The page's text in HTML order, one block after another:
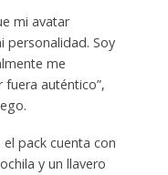
mi avatar
personalidad. Soy
me
auténtico”,
pack cuenta con
y un llavero